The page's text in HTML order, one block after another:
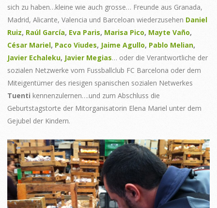
sich zu haben…kleine wie auch grosse… Freunde aus Granada,
Madrid, Alicante, Valencia und Barceloan wiederzusehen Daniel
Ruiz, Raúl García, Eva Paris, Marisa Pico, Mayte Vaño,
César Mariel, Paco Viudes, Jaime Agullo, Pablo Melian,
Javier Echaleku, Javier Megias… oder die Verantwortliche der
sozialen Netzwerke vom Fussballclub FC Barcelona oder dem
Miteigentümer des riesigen spanischen sozialen Netwerkes
Tuenti kennenzulernen….und zum Abschluss die
Geburtstagstorte der Mitorganisatorin Elena Mariel unter dem
Gejubel der Kindern.